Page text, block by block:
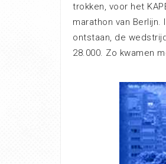
trokken, voor het
marathon van
ontstaan, de
28.000. Zo kwamen